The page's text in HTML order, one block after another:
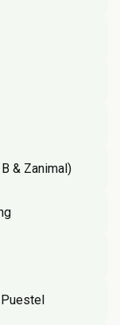
& Zanimal)
Puestel